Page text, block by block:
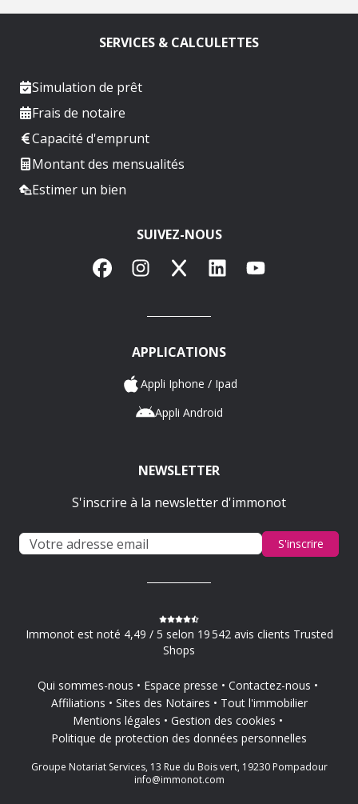
SERVICES & CALCULETTES
Simulation de prêt
Frais de notaire
Capacité d'emprunt
Montant des mensualités
Estimer un bien
SUIVEZ-NOUS
FacebookInstagram
X LinkedInYouTube
APPLICATIONS
Appli Iphone / Ipad
Appli Android
NEWSLETTER
S'inscrire à la newsletter d'immonot
S'inscrire
Immonot est noté 4,49 / 5 selon 19 542 avis clients Trusted
Shops
Qui sommes-nous Espace presse
Contactez-nous
Affiliations
Sites des Notaires
Tout l'immobilier
Mentions légales
Gestion des cookies
Politique de protection des données personnelles
Groupe Notariat Services, 13 Rue du Bois vert, 19230 Pompadour
info@immonot.com